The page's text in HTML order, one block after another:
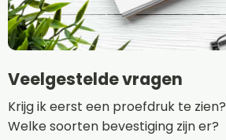
Veelgestelde vragen
Krijg ik eerst een proefdruk te zien?
Welke soorten bevestiging zijn er?